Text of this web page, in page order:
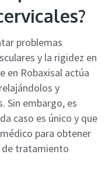
problemas
y la rigidez en
en Robaxisal actúa
y
Sin embargo, es
caso es único y que
para obtener
de tratamiento